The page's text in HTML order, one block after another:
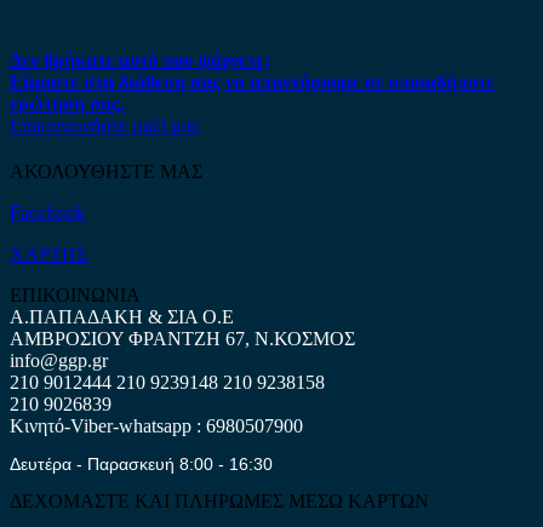
Δεν βρήκατε αυτό που ψάχνετε;
Είμαστε στη διάθεση σας να απαντήσουμε σε οποιαδήποτε
ερώτηση σας.
Επικοινωνήστε μαζί μας
ΑΚΟΛΟΥΘΗΣΤΕ ΜΑΣ
Facebook
ΧΑΡΤΗΣ
ΕΠΙΚΟΙΝΩΝΙΑ
Α.ΠΑΠΑΔΑΚΗ & ΣΙΑ Ο.Ε
ΑΜΒΡΟΣΙΟΥ ΦΡΑΝΤΖΗ 67, Ν.ΚΟΣΜΟΣ
info@ggp.gr
210 9012444 210 9239148 210 9238158
210 9026839
Κινητό-Viber-whatsapp : 6980507900
Δευτέρα - Παρασκευή 8:00 - 16:30
ΔΕΧΟΜΑΣΤΕ ΚΑΙ ΠΛΗΡΩΜΕΣ ΜΕΣΩ ΚΑΡΤΩΝ